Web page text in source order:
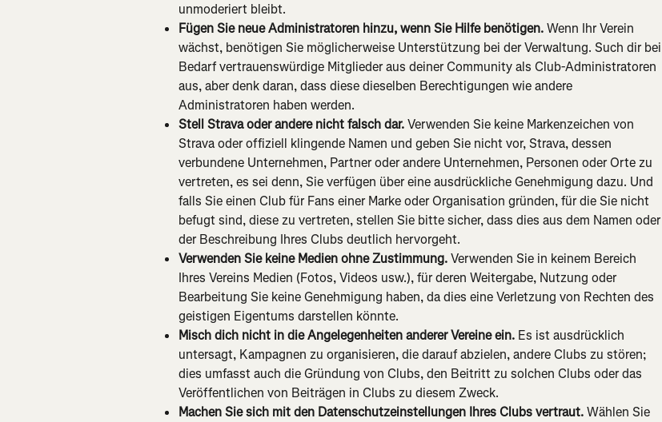
unmoderiert bleibt.
Fügen Sie neue Administratoren hinzu, wenn Sie Hilfe benötigen. Wenn Ihr Verein
wächst, benötigen Sie möglicherweise Unterstützung bei der Verwaltung. Such dir bei
Bedarf vertrauenswürdige Mitglieder aus deiner Community als Club-Administratoren
aus, aber denk daran, dass diese dieselben Berechtigungen wie andere
Administratoren haben werden.
Stell Strava oder andere nicht falsch dar. Verwenden Sie keine Markenzeichen von
Strava oder offiziell klingende Namen und geben Sie nicht vor, Strava, dessen
verbundene Unternehmen, Partner oder andere Unternehmen, Personen oder Orte zu
vertreten, es sei denn, Sie verfügen über eine ausdrückliche Genehmigung dazu. Und
falls Sie einen Club für Fans einer Marke oder Organisation gründen, für die Sie nicht
befugt sind, diese zu vertreten, stellen Sie bitte sicher, dass dies aus dem Namen oder
der Beschreibung Ihres Clubs deutlich hervorgeht.
Verwenden Sie keine Medien ohne Zustimmung. Verwenden Sie in keinem Bereich
Ihres Vereins Medien (Fotos, Videos usw.), für deren Weitergabe, Nutzung oder
Bearbeitung Sie keine Genehmigung haben, da dies eine Verletzung von Rechten des
geistigen Eigentums darstellen könnte.
Misch dich nicht in die Angelegenheiten anderer Vereine ein. Es ist ausdrücklich
untersagt, Kampagnen zu organisieren, die darauf abzielen, andere Clubs zu stören;
dies umfasst auch die Gründung von Clubs, den Beitritt zu solchen Clubs oder das
Veröffentlichen von Beiträgen in Clubs zu diesem Zweck.
Machen Sie sich mit den Datenschutzeinstellungen Ihres Clubs vertraut. Wählen Sie